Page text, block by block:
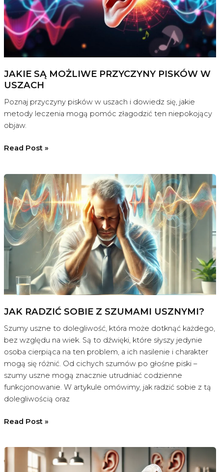
JAKIE SĄ MOŻLIWE PRZYCZYNY PISKÓW W
USZACH
Poznaj przyczyny pisków w uszach i dowiedz się, jakie
metody leczenia mogą pomóc złagodzić ten niepokojący
objaw.
Jakie
przyczyny
pisków
w
uszach
Read Post »
JAK RADZIĆ SOBIE Z SZUMAMI USZNYMI?
Szumy uszne to dolegliwość, która może dotknąć każdego,
bez względu na wiek. Są to dźwięki, które słyszy jedynie
osoba cierpiąca na ten problem, a ich nasilenie i charakter
mogą się różnić. Od cichych szumów po głośne piski –
szumy uszne mogą znacznie utrudniać codzienne
funkcjonowanie. W artykule omówimy, jak radzić sobie z tą
dolegliwością oraz
jak
szumami
Read Post »